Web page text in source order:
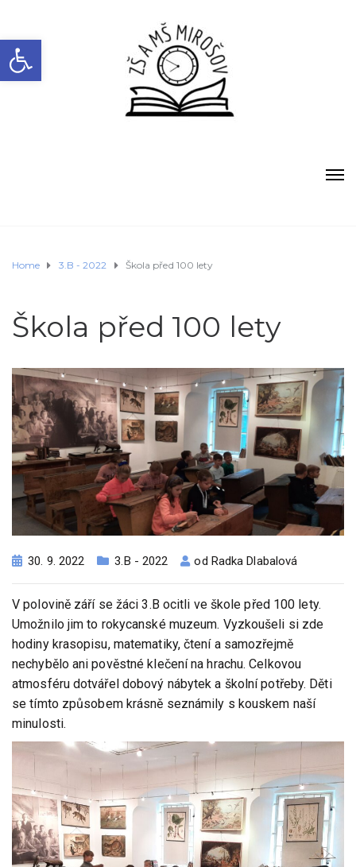
Open toolbar
Home 3.B - 2022 Škola před 100 lety
Škola před 100 lety
30. 9. 2022 3.B - 2022 od Radka Dlabalová
V polovině září se žáci 3.B ocitli ve škole před 100 lety.
Umožnilo jim to rokycanské muzeum. Vyzkoušeli si zde
hodiny krasopisu, matematiky, čtení a samozřejmě
nechybělo ani pověstné klečení na hrachu. Celkovou
atmosféru dotvářel dobový nábytek a školní potřeby. Děti
se tímto způsobem krásně seznámily s kouskem naší
minulosti.